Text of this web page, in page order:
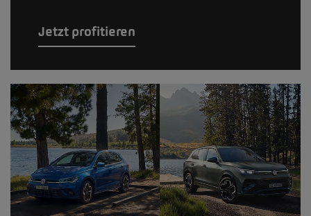
Jetzt profitieren